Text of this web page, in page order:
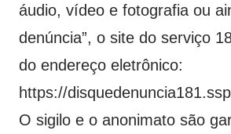
áudio, vídeo e fotografia ou
denúncia”, o site do serviço
do endereço eletrônico:
https://
O sigilo e o anonimato são